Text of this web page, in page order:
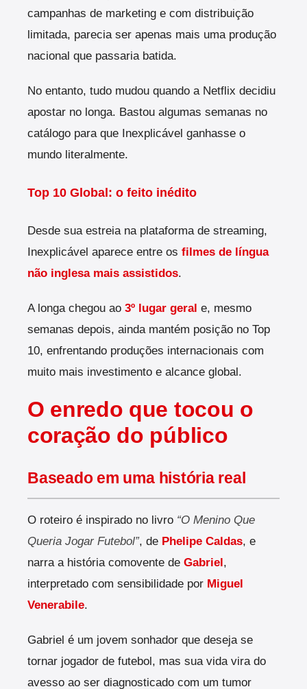
campanhas de marketing e com distribuição
limitada, parecia ser apenas mais uma produção
nacional que passaria batida.
No entanto, tudo mudou quando a Netflix decidiu
apostar no longa. Bastou algumas semanas no
catálogo para que Inexplicável ganhasse o
mundo literalmente.
Top 10 Global: o feito inédito
Desde sua estreia na plataforma de streaming,
Inexplicável aparece entre os filmes de língua
não inglesa mais assistidos.
A longa chegou ao 3º lugar geral e, mesmo
semanas depois, ainda mantém posição no Top
10, enfrentando produções internacionais com
muito mais investimento e alcance global.
O enredo que tocou o
coração do público
Baseado em uma história real
O roteiro é inspirado no livro “O Menino Que
Queria Jogar Futebol”, de Phelipe Caldas, e
narra a história comovente de Gabriel,
interpretado com sensibilidade por Miguel
Venerabile.
Gabriel é um jovem sonhador que deseja se
tornar jogador de futebol, mas sua vida vira do
avesso ao ser diagnosticado com um tumor